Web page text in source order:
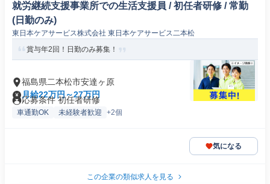
就労継続支援事業所での生活支援員 / 初任者研修 / 常勤
(日勤のみ)
東日本ケアサービス株式会社 東日本ケアサービス二本松
賞与年2回！日勤のみ募集！
福島県二本松市安達ヶ原
月給22万円～27万円
応募条件 初任者研修
車通勤OK 未経験者歓迎 +2個
気になる
この企業の類似求人を見る